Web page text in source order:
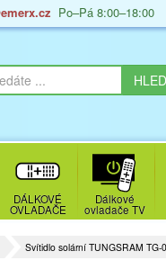
Po–Pá 8:00–18:00
DÁLKOVÉ
OVLADAČE
Dálkové
ovladače TV
Svítidlo solární TUNGSRAM TG-